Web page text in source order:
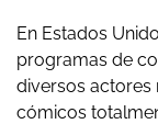
En Estados
programas de
diversos actores
cómicos